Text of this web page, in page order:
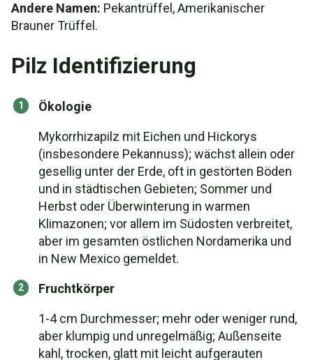
Andere Namen: Pekantrüffel, Amerikanischer
Brauner Trüffel.
Pilz Identifizierung
Ökologie
Mykorrhizapilz mit Eichen und Hickorys
(insbesondere Pekannuss); wächst allein oder
gesellig unter der Erde, oft in gestörten Böden
und in städtischen Gebieten; Sommer und
Herbst oder Überwinterung in warmen
Klimazonen; vor allem im Südosten verbreitet,
aber im gesamten östlichen Nordamerika und
in New Mexico gemeldet.
Fruchtkörper
1-4 cm Durchmesser; mehr oder weniger rund,
aber klumpig und unregelmäßig; Außenseite
kahl, trocken, glatt mit leicht aufgerauten